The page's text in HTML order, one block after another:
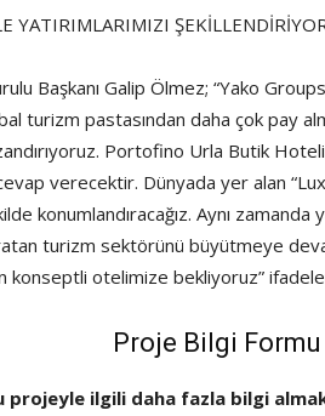
YATIRIMLARIMIZI
Başkanı Galip Ölmez; “Yako
turizm pastasından daha çok pay
Portofino Urla Butik
verecektir. Dünyada yer alan
konumlandıracağız. Aynı zamanda
turizm sektörünü büyütmeye
otelimize bekliyoruz”
Proje Bilgi Formu
projeyle ilgili daha fazla bilgi